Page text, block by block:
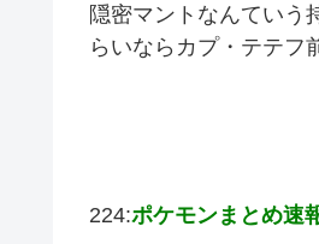
隠密マントなんていう
らいならカプ・テテフ
224:ポケモンまとめ速